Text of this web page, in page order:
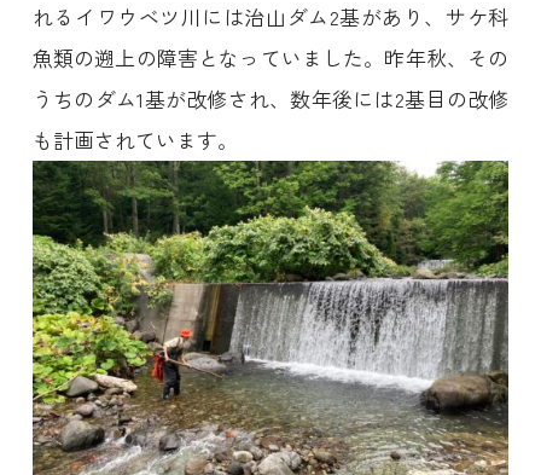
れるイワウベツ川には治山ダム2基があり、サケ科
魚類の遡上の障害となっていました。昨年秋、その
うちのダム1基が改修され、数年後には2基目の改修
も計画されています。